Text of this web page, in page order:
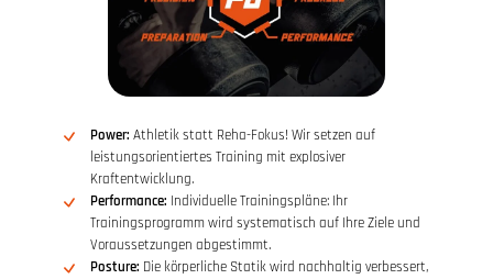
Power: Athletik statt Reha-Fokus! Wir setzen auf
leistungsorientiertes Training mit explosiver
Kraftentwicklung.
Performance: Individuelle Trainingspläne: Ihr
Trainingsprogramm wird systematisch auf Ihre Ziele und
Voraussetzungen abgestimmt.
Posture: Die körperliche Statik wird nachhaltig verbessert,